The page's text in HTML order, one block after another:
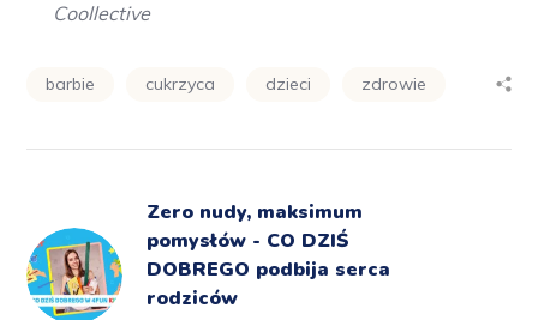
Coollective
barbie cukrzyca dzieci zdrowie
Zero nudy, maksimum
pomysłów - CO DZIŚ
DOBREGO podbija serca
rodziców